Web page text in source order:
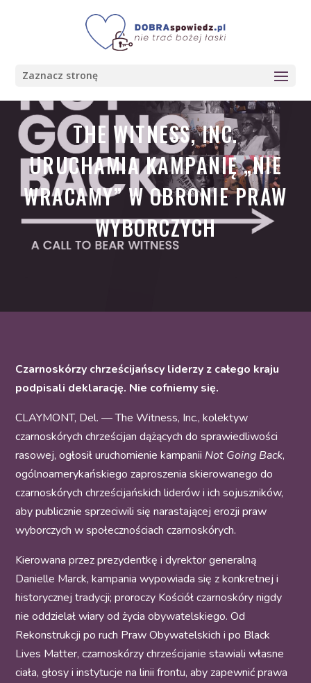
Zaznacz stronę
THE WITNESS, INC.
URUCHAMIA KAMPANIĘ „NIE
WRACAMY” W OBRONIE PRAW
WYBORCZYCH
Czarnoskórzy chrześcijańscy liderzy z całego kraju
podpisali deklarację. Nie cofniemy się.
CLAYMONT, Del. — The Witness, Inc., kolektyw
czarnoskórych chrześcijan dążących do sprawiedliwości
rasowej, ogłosił uruchomienie kampanii Not Going Back,
ogólnoamerykańskiego zaproszenia skierowanego do
czarnoskórych chrześcijańskich liderów i ich sojuszników,
aby publicznie sprzeciwili się narastającej erozji praw
wyborczych w społecznościach czarnoskórych.
Kierowana przez prezydentkę i dyrektor generalną
Danielle Marck, kampania wypowiada się z konkretnej i
historycznej tradycji; proroczy Kościół czarnoskóry nigdy
nie oddzielał wiary od życia obywatelskiego. Od
Rekonstrukcji po ruch Praw Obywatelskich i po Black
Lives Matter, czarnoskórzy chrześcijanie stawiali własne
ciała, głosy i instytucje na linii frontu, aby zapewnić prawa